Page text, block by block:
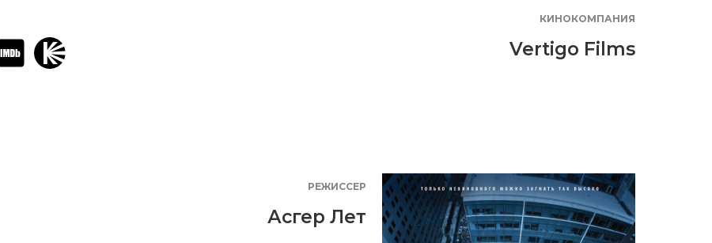
КИНОКОМПАНИЯ
Vertigo Films
РЕЖИССЕР
Асгер Лет